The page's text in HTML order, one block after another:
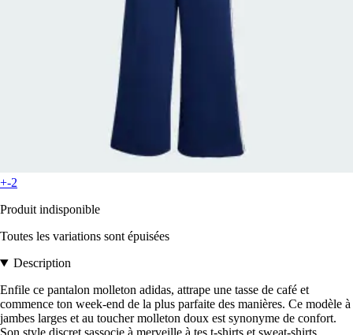
+-2
Produit indisponible
Toutes les variations sont épuisées
Description
Enfile ce pantalon molleton adidas, attrape une tasse de café et
commence ton week-end de la plus parfaite des manières. Ce modèle à
jambes larges et au toucher molleton doux est synonyme de confort.